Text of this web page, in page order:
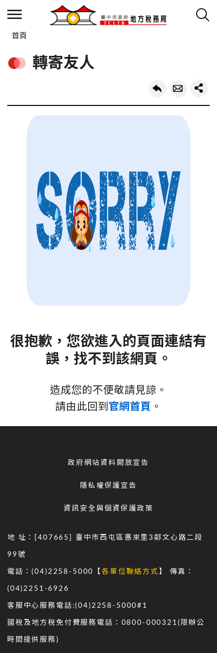
首頁
轉寄友人
很抱歉，您欲進入的頁面連結有
誤，找不到該網頁。
造成您的不便敬請見諒。
請由此回到官網首頁 。
政府網站資料開放宣告
隱私權保護宣告
資訊安全與個資保護政策
地 址：[407665] 臺中市西屯區惠來里3鄰文心路二段
99號
電話：(04)2258-5000【各單位聯絡方式 】 傳真：
(04)2251-6926
客服中心服務電話:(04)2258-5000#1
國稅及地方稅免付費服務電話：0800-000321(限辦公
時間提供服務)